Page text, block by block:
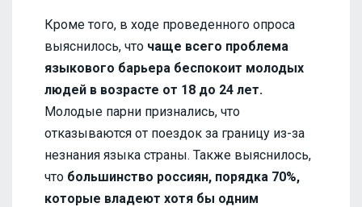
Кроме того, в ходе проведенного опроса
выяснилось, что чаще всего проблема
языкового барьера беспокоит молодых
людей в возрасте от 18 до 24 лет.
Молодые парни признались, что
отказываются от поездок за границу из-за
незнания языка страны. Также выяснилось,
что большинство россиян, порядка 70%,
которые владеют хотя бы одним